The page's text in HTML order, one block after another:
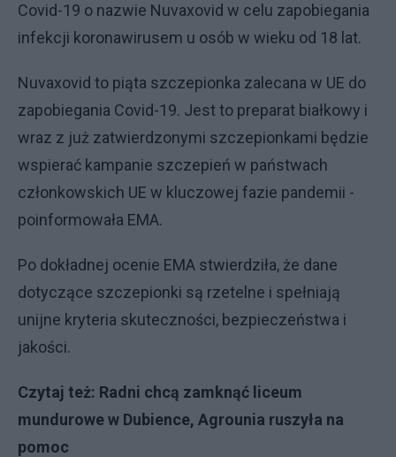
Covid-19 o nazwie Nuvaxovid w celu zapobiegania
infekcji koronawirusem u osób w wieku od 18 lat.
Nuvaxovid to piąta szczepionka zalecana w UE do
zapobiegania Covid-19. Jest to preparat białkowy i
wraz z już zatwierdzonymi szczepionkami będzie
wspierać kampanie szczepień w państwach
członkowskich UE w kluczowej fazie pandemii -
poinformowała EMA.
Po dokładnej ocenie EMA stwierdziła, że dane
dotyczące szczepionki są rzetelne i spełniają
unijne kryteria skuteczności, bezpieczeństwa i
jakości.
Czytaj też: Radni chcą zamknąć liceum
mundurowe w Dubience, Agrounia ruszyła na
pomoc